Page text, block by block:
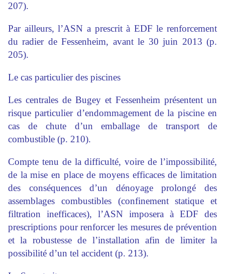
207).
Par ailleurs, l’ASN a prescrit à EDF le renforcement
du radier de Fessenheim, avant le 30 juin 2013 (p.
205).
Le cas particulier des piscines
Les centrales de Bugey et Fessenheim présentent un
risque particulier d’endommagement de la piscine en
cas de chute d’un emballage de transport de
combustible (p. 210).
Compte tenu de la difficulté, voire de l’impossibilité,
de la mise en place de moyens efficaces de limitation
des conséquences d’un dénoyage prolongé des
assemblages combustibles (confinement statique et
filtration inefficaces), l’ASN imposera à EDF des
prescriptions pour renforcer les mesures de prévention
et la robustesse de l’installation afin de limiter la
possibilité d’un tel accident (p. 213).